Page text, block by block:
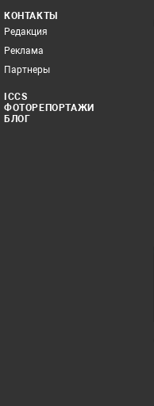
КОНТАКТЫ
Редакция
Реклама
Партнеры
ICCS
ФОТОРЕПОРТАЖИ
БЛОГ